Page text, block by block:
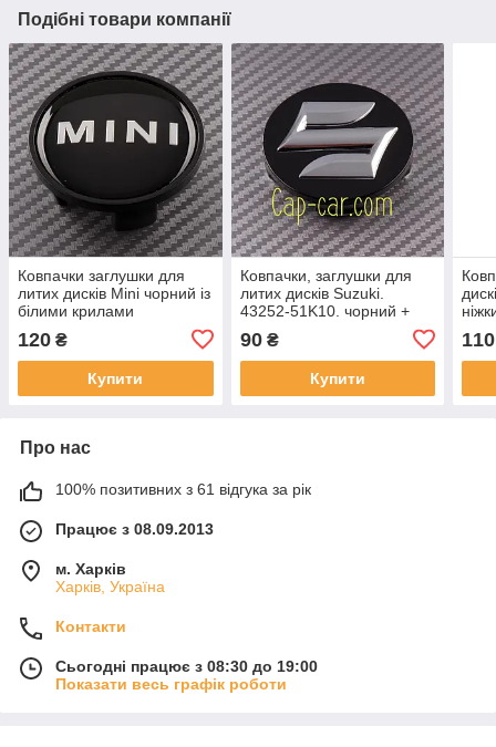
Подібні товари компанії
Ковпачки заглушки для
литих дисків Mini чорний із
білими крилами
120 ₴
Купити
Ковпачки, заглушки для
литих дисків Suzuki.
43252-51K10. чорний +
90₴
Купити
110
Про нас
100% позитивних з 61 відгука за рік
Працює з 08.09.2013
м. Харків
Харків, Україна
Контакти
Сьогодні працює з 08:30 до 19:00
Показати весь графік роботи